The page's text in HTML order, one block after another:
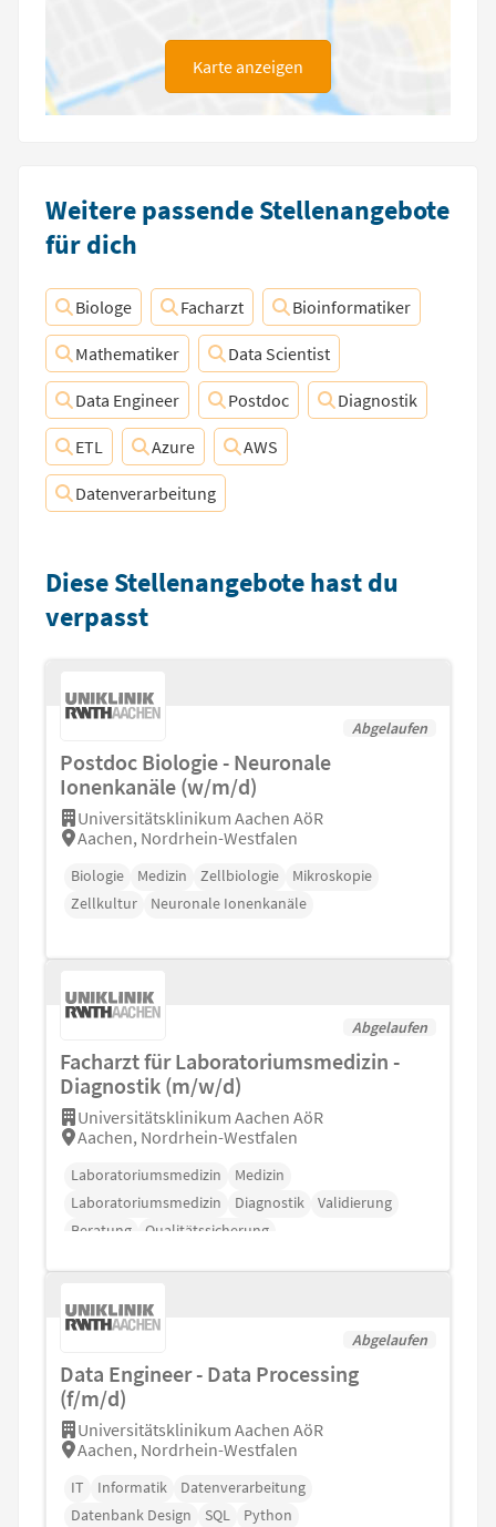
Karte anzeigen
Weitere passende Stellenangebote
für dich
Biologe Facharzt Bioinformatiker
Mathematiker Data Scientist
Data Engineer Postdoc Diagnostik
ETL Azure AWS
Datenverarbeitung
Diese Stellenangebote hast du
verpasst
Abgelaufen
Postdoc Biologie - Neuronale
Ionenkanäle (w/m/d)
Universitätsklinikum Aachen AöR
Aachen, Nordrhein-Westfalen
Biologie Medizin Zellbiologie
Mikroskopie
Zellkultur
Neuronale Ionenkanäle
Abgelaufen
Facharzt für Laboratoriumsmedizin -
Diagnostik (m/w/d)
Universitätsklinikum Aachen AöR
Aachen, Nordrhein-Westfalen
Laboratoriumsmedizin
Medizin
Laboratoriumsmedizin
Diagnostik
Validierung
Beratung
Qualitätssicherung
Abgelaufen
Data Engineer - Data Processing
(f/m/d)
Universitätsklinikum Aachen AöR
Aachen, Nordrhein-Westfalen
IT Informatik
Datenverarbeitung
Datenbank Design
SQL
Python